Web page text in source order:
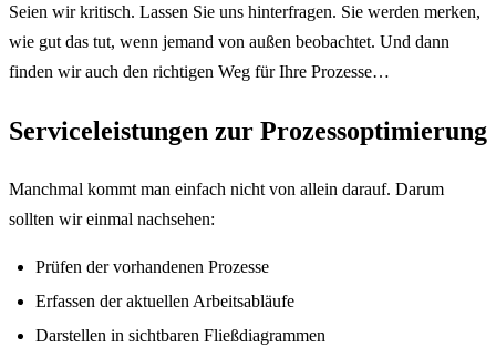
Seien wir kritisch. Lassen Sie uns hinterfragen. Sie werden merken,
wie gut das tut, wenn jemand von außen beobachtet. Und dann
finden wir auch den richtigen Weg für Ihre Prozesse…
Serviceleistungen zur Prozessoptimierung
Manchmal kommt man einfach nicht von allein darauf. Darum
sollten wir einmal nachsehen:
Prüfen der vorhandenen Prozesse
Erfassen der aktuellen Arbeitsabläufe
Darstellen in sichtbaren Fließdiagrammen